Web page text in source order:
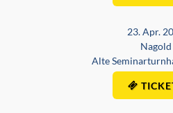
23. Apr.
Nagold
Alte